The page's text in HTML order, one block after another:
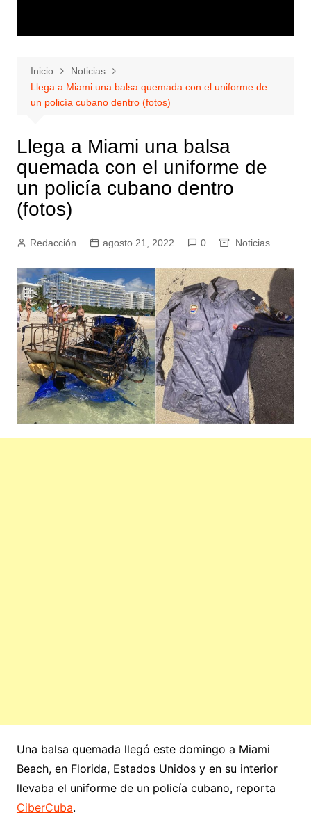
Inicio
Noticias
Llega a Miami una balsa quemada con el uniforme de
un policía cubano dentro (fotos)
Llega a Miami una balsa
quemada con el uniforme de
un policía cubano dentro
(fotos)
Redacción agosto 21, 2022 0 Noticias
Una balsa quemada llegó este domingo a Miami
Beach, en Florida, Estados Unidos y en su interior
llevaba el uniforme de un policía cubano, reporta
CiberCuba.